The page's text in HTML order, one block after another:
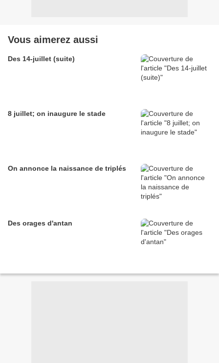
Vous aimerez aussi
Des 14-juillet (suite)
8 juillet; on inaugure le stade
On annonce la naissance de triplés
Des orages d'antan